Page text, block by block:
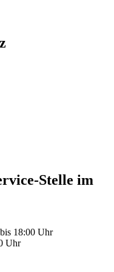
Stelle im
18:00 Uhr
Uhr